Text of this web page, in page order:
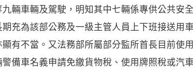
輛車輛及駕駛，明知其中七輛係專供公共安
充為該部公務及一級主管人員上下班接送用
有不當。又法務部所屬部分監所首長目前使
備車名義申請免繳貨物稅、使用牌照稅或汽